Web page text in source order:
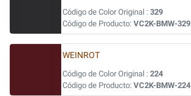
Código de Color Original : 329
Código de Producto: VC2K-BMW-329
WEINROT
Código de Color Original : 224
Código de Producto: VC2K-BMW-224